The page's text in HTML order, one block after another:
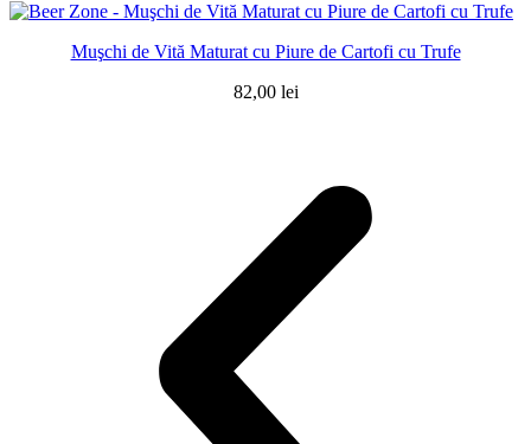
Muşchi de Vită Maturat cu Piure de Cartofi cu Trufe
82,00 lei